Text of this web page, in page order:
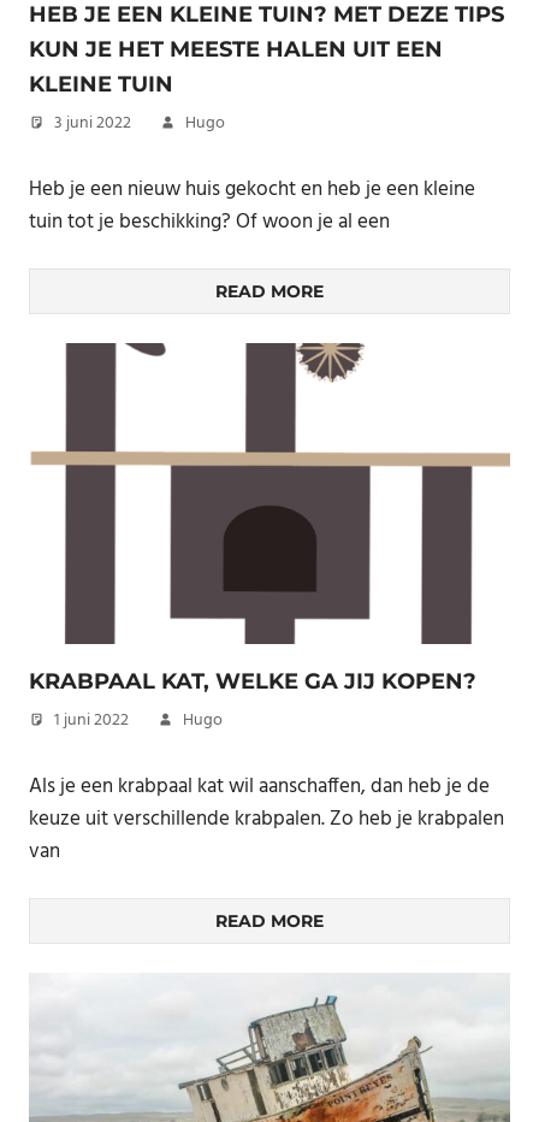
HEB JE EEN KLEINE TUIN? MET DEZE TIPS
KUN JE HET MEESTE HALEN UIT EEN
KLEINE TUIN
3 juni 2022 Hugo
Heb je een nieuw huis gekocht en heb je een kleine
tuin tot je beschikking? Of woon je al een
READ MORE
KRABPAAL KAT, WELKE GA JIJ KOPEN?
1 juni 2022 Hugo
Als je een krabpaal kat wil aanschaffen, dan heb je de
keuze uit verschillende krabpalen. Zo heb je krabpalen
van
READ MORE